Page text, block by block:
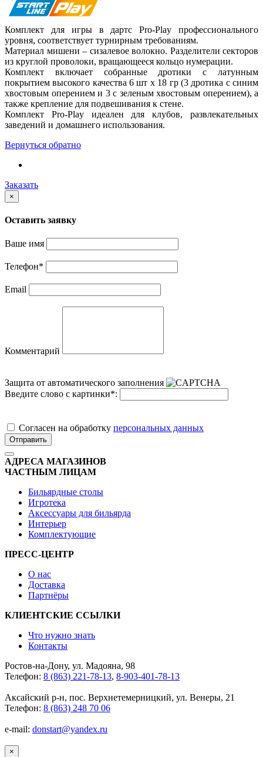
Комплект для игры в дартс Pro-Play профессионального
уровня, соответствует турнирным требованиям.
Материал мишени – сизалевое волокно. Разделители секторов
из круглой проволоки, вращающееся кольцо нумерации.
Комплект включает собранные дротики с латунным
покрытием высокого качества 6 шт x 18 гр (3 дротика с синим
хвостовым оперением и 3 с зеленым хвостовым оперением), а
также крепление для подвешивания к стене.
Комплект Pro-Play идеален для клубов, развлекательных
заведений и домашнего использования.
Вернуться обратно
Заказать
×
Оставить заявку
Ваше имя
Телефон*
Email
Комментарий
Защита от автоматического заполнения
Введите слово с картинки*:
Cогласен на обработку персональных данных
Отправить
АДРЕСА МАГАЗИНОВ
ЧАСТНЫМ ЛИЦАМ
Бильярдные столы
Игротека
Аксессуары для бильярда
Интерьер
Комплектующие
ПРЕСС-ЦЕНТР
О нас
Доставка
Партнёры
КЛИЕНТСКИЕ ССЫЛКИ
Что нужно знать
Контакты
Ростов-на-Дону, ул. Мадояна, 98
Телефон: 8 (863) 221-78-13, 8-903-401-78-13
Аксайский р-н, пос. Верхнетемерницкий, ул. Венеры, 21
Телефон: 8 (863) 248 70 06
e-mail: donstart@yandex.ru
×